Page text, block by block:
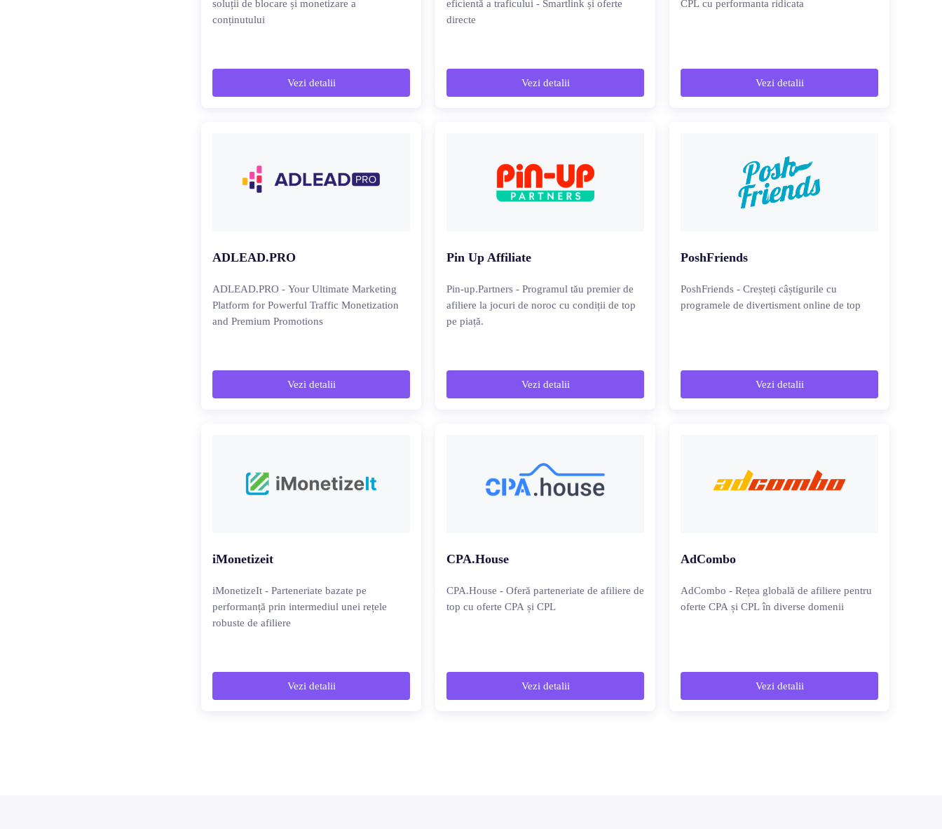
soluții de blocare și monetizare a
conținutului
Vezi detalii
eficientă a traficului - Smartlink și oferte
directe
Vezi detalii
CPL cu performanta ridicata
Vezi detalii
ADLEAD.PRO
ADLEAD.PRO - Your Ultimate Marketing
Platform for Powerful Traffic Monetization
and Premium Promotions
Vezi detalii
Pin Up Affiliate
Pin-up.Partners - Programul tău premier de
afiliere la jocuri de noroc cu condiții de top
pe piață.
Vezi detalii
PoshFriends
PoshFriends - Creșteți câștigurile cu
programele de divertisment online de top
Vezi detalii
iMonetizeit
iMonetizeIt - Parteneriate bazate pe
performanță prin intermediul unei rețele
robuste de afiliere
Vezi detalii
CPA.House
CPA.House - Oferă parteneriate de afiliere de
top cu oferte CPA și CPL
Vezi detalii
AdCombo
AdCombo - Rețea globală de afiliere pentru
oferte CPA și CPL în diverse domenii
Vezi detalii